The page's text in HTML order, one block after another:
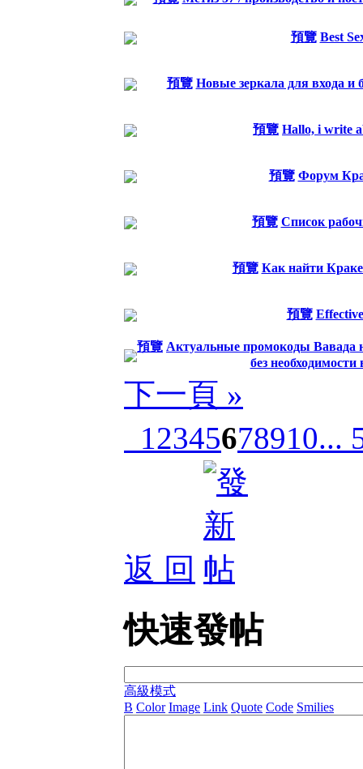
預覽 Best
預覽 Новые зеркала для входа и
預覽 Hallo, i write
預覽 Форум
預覽 Список
預覽 Как найти
預覽
預覽 Актуальные промокоды Вавада
без необходимости
下一頁 »
1 2345678910...
返 回
快速發帖
高級模式
B Color Image Link Quote Code Smilies